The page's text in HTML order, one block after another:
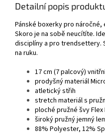
Detailní popis
Pánské boxerky pro
Skoro je na sobě neucítíte.
disciplíny a pro trendsettery.
na ruku.
17 cm (7 palcový)
prodyšný materiál
atletický střih
stretch materiál s
ploché pružné švy
široký pružný jemný
88% Polyester, 12%